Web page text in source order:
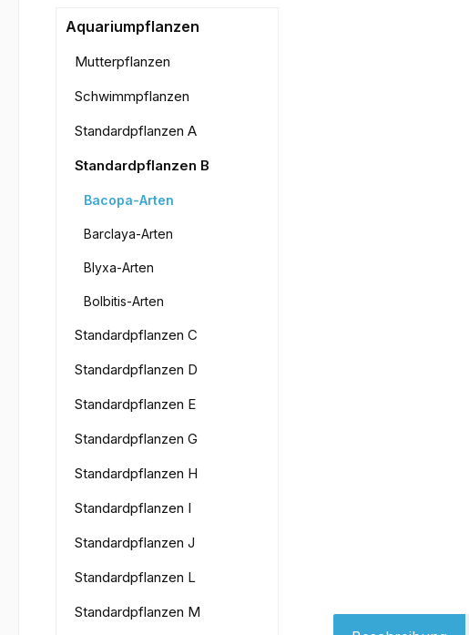
Aquariumpflanzen
Mutterpflanzen
Schwimmpflanzen
Standardpflanzen A
Standardpflanzen B
Bacopa-Arten
Barclaya-Arten
Blyxa-Arten
Bolbitis-Arten
Standardpflanzen C
Standardpflanzen D
Standardpflanzen E
Standardpflanzen G
Standardpflanzen H
Standardpflanzen I
Standardpflanzen J
Standardpflanzen L
Standardpflanzen M